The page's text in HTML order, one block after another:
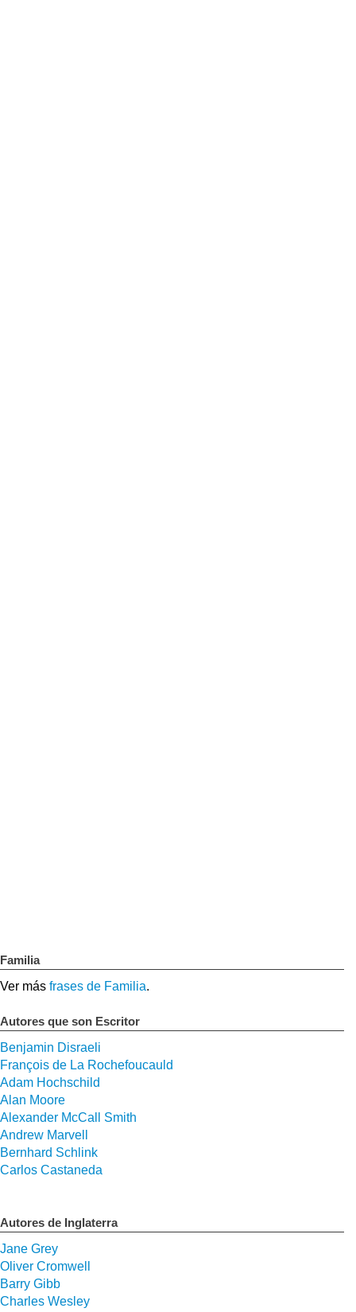
Familia
Ver más frases de Familia.
Autores que son Escritor
Benjamin Disraeli
François de La Rochefoucauld
Adam Hochschild
Alan Moore
Alexander McCall Smith
Andrew Marvell
Bernhard Schlink
Carlos Castaneda
Autores de Inglaterra
Jane Grey
Oliver Cromwell
Barry Gibb
Charles Wesley